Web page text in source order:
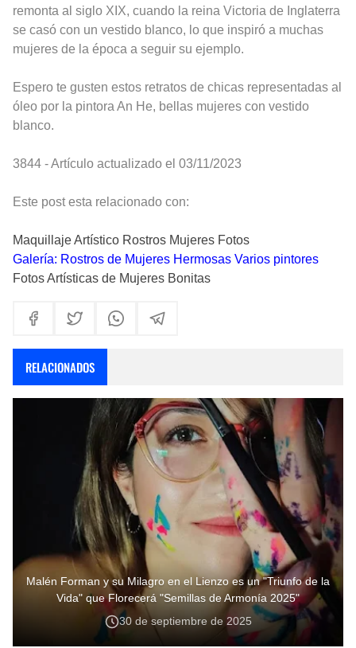
remonta al siglo XIX, cuando la reina Victoria de Inglaterra
se casó con un vestido blanco, lo que inspiró a muchas
mujeres de la época a seguir su ejemplo.
Espero te gusten estos retratos de chicas representadas al
óleo por la pintora An He, bellas mujeres con vestido
blanco.
3844 - Artículo actualizado el 03/11/2023
Este post esta relacionado con:
Maquillaje Artístico Rostros Mujeres Fotos
Galería: Rostros de Mujeres Hermosas Varios pintores
Fotos Artísticas de Mujeres Bonitas
RELACIONADOS
Malén Forman y su Milagro en el Lienzo es un "Triunfo de la
Vida" que Florecerá "Semillas de Armonía 2025"
30 de septiembre de 2025